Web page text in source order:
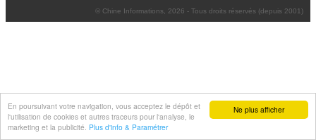
Ne plus afficher
En poursuivant votre navigation, vous acceptez le dépôt et
l'utilisation de cookies et autres traceurs pour l'analyse, le
marketing et la publicité. Plus d'info & Paramétrer
© Chine Informations, 2026 - Tous droits réservés (depuis 2001)